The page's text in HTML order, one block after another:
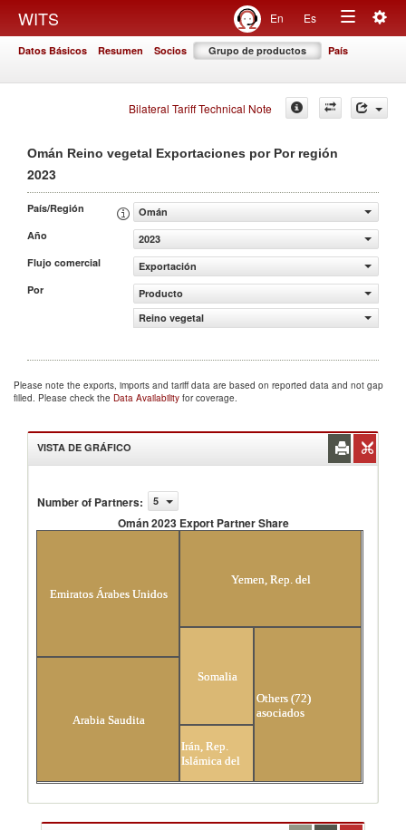
WITS En Es
Toggle
Datos Básicos Resumen Socios Grupo de productos País
Bilateral Tariff Technical Note
Omán Reino vegetal Exportaciones por Por región
2023
País/Región
Omán
Año
2023
Flujo comercial
Exportación
Por
Producto
Reino vegetal
Please note the exports, imports and tariff data are based on reported data and not gap
filled. Please check the Data Availability for coverage.
VISTA DE GRÁFICO
Number of Partners: 5
Omán 2023 Export Partner Share
Emiratos Árabes Unidos
Arabia Saudita
Yemen, Rep. del
Somalia
Irán, Rep.
Islámica del
Others (72)
asociados